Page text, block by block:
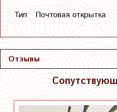
Тип Почтовая открытка
Отзывы